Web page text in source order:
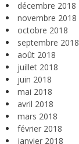
décembre 2018
novembre 2018
octobre 2018
septembre 2018
août 2018
juillet 2018
juin 2018
mai 2018
avril 2018
mars 2018
février 2018
janvier 2018